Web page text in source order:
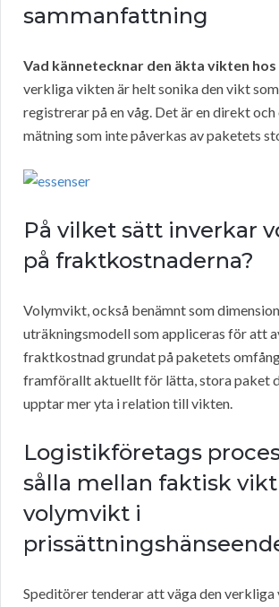
sammanfattning
Vad kännetecknar den äkta vikten
verkliga vikten är helt sonika den vikt
registrerar på en våg. Det är en direkt
mätning som inte påverkas av paketets
På vilket sätt inverkar
på fraktkostnaderna?
Volymvikt, också benämnt som
uträkningsmodell som appliceras för att
fraktkostnad grundat på paketets
framförallt aktuellt för lätta, stora paket
upptar mer yta i relation till vikten.
Logistikföretags
sålla mellan faktisk
volymvikt i
Speditörer tenderar att väga den